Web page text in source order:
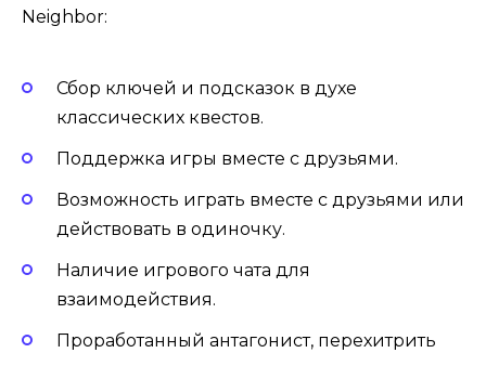
Neighbor:
Сбор ключей и подсказок в духе
классических квестов.
Поддержка игры вместе с друзьями.
Возможность играть вместе с друзьями или
действовать в одиночку.
Наличие игрового чата для
взаимодействия.
Проработанный антагонист, перехитрить